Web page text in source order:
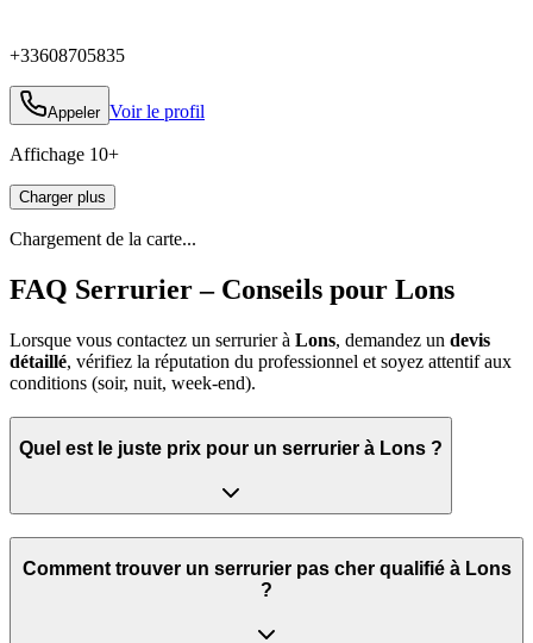
+33608705835
Appeler Voir le profil
Affichage 10+
Charger plus
Chargement de la carte...
FAQ Serrurier – Conseils pour Lons
Lorsque vous contactez un serrurier à Lons, demandez un devis
détaillé, vérifiez la réputation du professionnel et soyez attentif aux
conditions (soir, nuit, week‑end).
Quel est le juste prix pour un serrurier à Lons ?
Comment trouver un serrurier pas cher qualifié à Lons
?